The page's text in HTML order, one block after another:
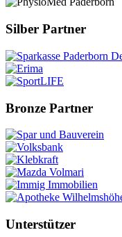
Silber Partner
Bronze Partner
Unterstützer